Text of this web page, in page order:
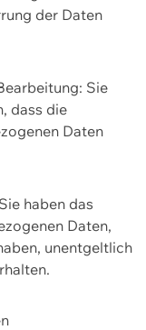
der Daten
Sie
dass die
Daten
haben das
Daten,
unentgeltlich